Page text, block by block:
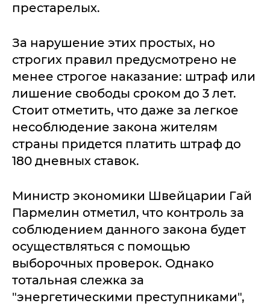
престарелых.
За нарушение этих простых, но
строгих правил предусмотрено не
менее строгое наказание: штраф или
лишение свободы сроком до 3 лет.
Стоит отметить, что даже за легкое
несоблюдение закона жителям
страны придется платить штраф до
180 дневных ставок.
Министр экономики Швейцарии Гай
Пармелин отметил, что контроль за
соблюдением данного закона будет
осуществляться с помощью
выборочных проверок. Однако
тотальная слежка за
"энергетическими преступниками",